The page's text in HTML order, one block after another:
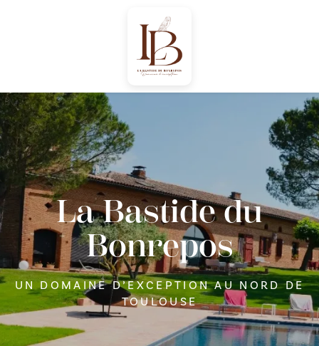
La Bastide du
Bonrepos
UN DOMAINE D’EXCEPTION AU NORD DE
TOULOUSE